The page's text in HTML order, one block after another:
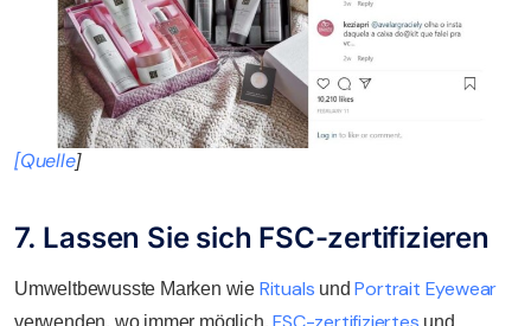
[Quelle]
7. Lassen Sie sich FSC-zertifizieren
Umweltbewusste Marken wie Rituals undPortrait Eyewear